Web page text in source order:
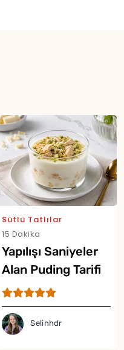
Sütlü Tatlılar
15 Dakika
Yapılışı Saniyeler
Alan Puding Tarifi
Selinhdr